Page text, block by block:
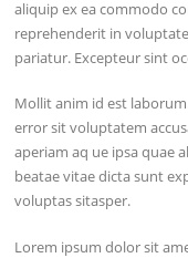
aliquip ex ea commodo
reprehenderit in
pariatur. Excepteur sint
Mollit anim id est
error sit voluptatem
aperiam aq ue ipsa quae
beatae vitae dicta sunt
voluptas sitasper.
Lorem ipsum dolor sit